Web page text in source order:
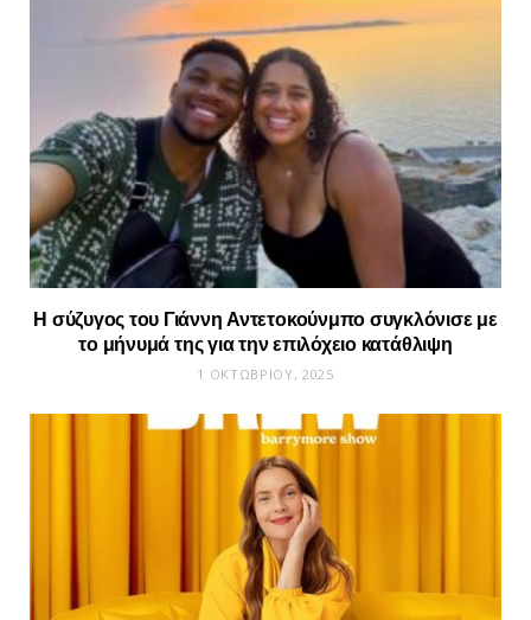
Η σύζυγος του Γιάννη Αντετοκούνμπο συγκλόνισε με
το μήνυμά της για την επιλόχειο κατάθλιψη
1 ΟΚΤΩΒΡΊΟΥ, 2025